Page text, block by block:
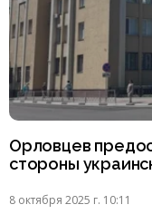
Орловцев
стороны
8 октября 2025 г. 10:11